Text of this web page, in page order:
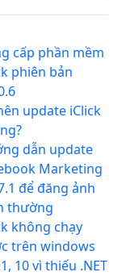
cấp phần mềm
phiên bản
update iClick
dẫn update
Marketing
để đăng ảnh
thường
không chạy
trên windows
10 vì thiếu .NET